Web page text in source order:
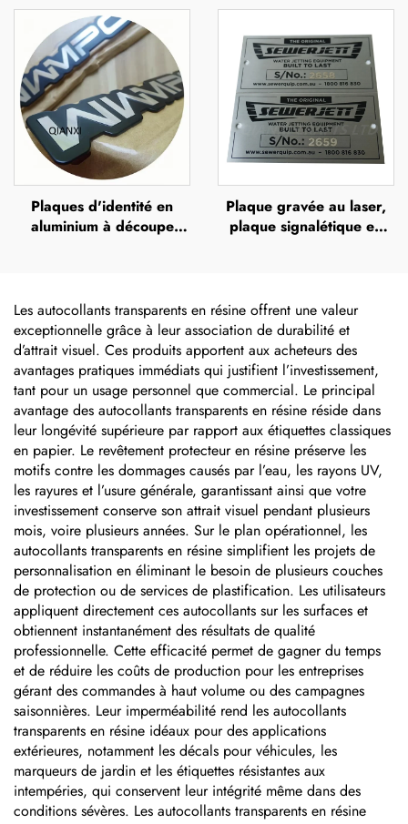
avec impression UV,
sérigraphie ou impression
offset, plaque métallique
en relief portant le nom
de la marque
numéros de série gravés,
impression UV,
sérigraphie ou impression
offset, plaque métallique
en relief portant le nom
de la marque
Plaques d'identité en
aluminium à découpe
Plaque gravée au laser,
plaque signalétique en
Les autocollants transparents en résine offrent une valeur
exceptionnelle grâce à leur association de durabilité et
d’attrait visuel. Ces produits apportent aux acheteurs des
avantages pratiques immédiats qui justifient l’investissement,
tant pour un usage personnel que commercial. Le principal
avantage des autocollants transparents en résine réside dans
leur longévité supérieure par rapport aux étiquettes classiques
en papier. Le revêtement protecteur en résine préserve les
motifs contre les dommages causés par l’eau, les rayons UV,
les rayures et l’usure générale, garantissant ainsi que votre
investissement conserve son attrait visuel pendant plusieurs
mois, voire plusieurs années. Sur le plan opérationnel, les
autocollants transparents en résine simplifient les projets de
personnalisation en éliminant le besoin de plusieurs couches
de protection ou de services de plastification. Les utilisateurs
appliquent directement ces autocollants sur les surfaces et
obtiennent instantanément des résultats de qualité
professionnelle. Cette efficacité permet de gagner du temps
et de réduire les coûts de production pour les entreprises
gérant des commandes à haut volume ou des campagnes
saisonnières. Leur imperméabilité rend les autocollants
transparents en résine idéaux pour des applications
extérieures, notamment les décals pour véhicules, les
marqueurs de jardin et les étiquettes résistantes aux
intempéries, qui conservent leur intégrité même dans des
conditions sévères. Les autocollants transparents en résine